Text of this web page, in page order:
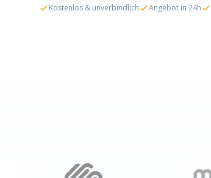
Kostenlos & unverbindlich Angebot in 24h